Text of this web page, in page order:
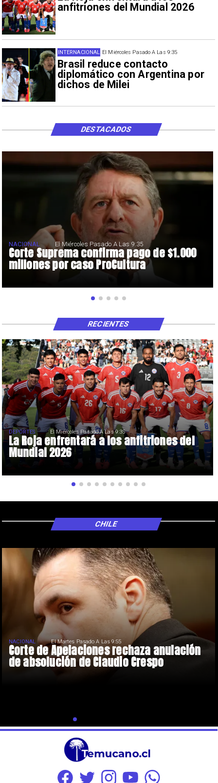
anfitriones del Mundial 2026
El Miércoles Pasado A Las 9:35
Brasil reduce contacto
diplomático con Argentina por
dichos de Milei
INTERNACIONAL
Corte Suprema confirma pago de $1.000
millones por caso ProCultura
NACIONAL El Miércoles Pasado A Las 9:35
DESTACADOS
La Roja enfrentará a los anfitriones del
Mundial 2026
DEPORTES El Miércoles Pasado A Las 9:35
RECIENTES
Corte de Apelaciones rechaza anulación
de absolución de Claudio Crespo
NACIONAL El Martes Pasado A Las 9:55
CHILE